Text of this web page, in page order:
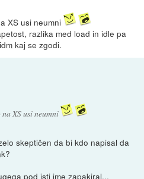
XS usi neumni
razlika med load in idle pa
kaj se zgodi.
XS usi neumni
skeptičen da bi kdo napisal da
pod isti ime zapakiral...